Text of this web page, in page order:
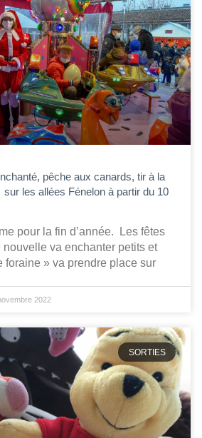
pêche aux canards, tir à la
les allées Fénelon à partir du 10
pour la fin d’année. Les fêtes
va enchanter petits et
foraine » va prendre place sur
2022
SORTIES